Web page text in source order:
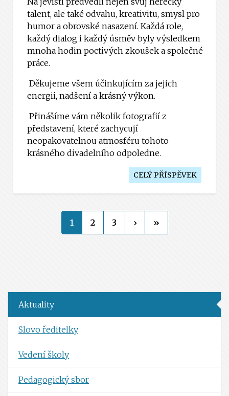
talent, ale také odvahu, kreativitu, smysl pro
humor a obrovské nasazení. Každá role,
každý dialog i každý úsměv byly výsledkem
mnoha hodin poctivých zkoušek a společné
práce.
Děkujeme všem účinkujícím za jejich
energii, nadšení a krásný výkon.
Přinášíme vám několik fotografií z
představení, které zachycují
neopakovatelnou atmosféru tohoto
krásného divadelního odpoledne.
CELÝ PŘÍSPĚVEK
1 2 3 › »
Aktuality
Slovo ředitelky
Vedení školy
Pedagogický sbor